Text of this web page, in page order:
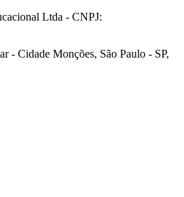
Ltda - CNPJ:
- Cidade Monções, São Paulo - SP,